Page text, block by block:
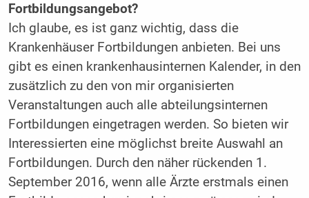
Fortbildungsangebot?
Ich glaube, es ist ganz wichtig, dass die
Krankenhäuser Fortbildungen anbieten. Bei uns
gibt es einen krankenhaus­internen Kalender, in den
zusätzlich zu den von mir organisierten
Veranstaltungen auch alle abteilungsinternen
Fortbildungen eingetragen werden. So bieten wir
Interessierten eine möglichst breite Auswahl an
Fortbildungen. Durch den näher rückenden 1.
September 2016, wenn alle Ärzte erstmals einen